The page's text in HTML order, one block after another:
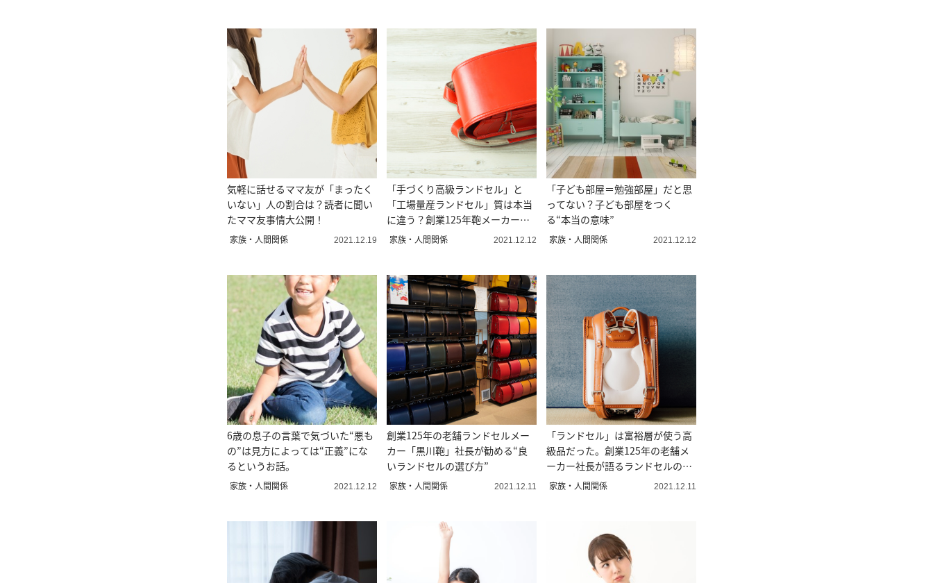
気軽に話せるママ友が「まったく
いない」人の割合は？読者に聞い
たママ友事情大公開！
家族・人間関係 2021.12.19
「手づくり高級ランドセル」と
「工場量産ランドセル」質は本当
に違う？創業125年鞄メーカーに
聞いた
家族・人間関係 2021.12.12
「子ども部屋＝勉強部屋」だと思
ってない？子ども部屋をつく
る“本当の意味”
家族・人間関係 2021.12.12
6歳の息子の言葉で気づいた“悪も
の”は見方によっては“正義”にな
るというお話。
家族・人間関係 2021.12.12
創業125年の老舗ランドセルメー
カー「黒川鞄」社長が勧める“良
いランドセルの選び方”
家族・人間関係 2021.12.11
「ランドセル」は富裕層が使う高
級品だった。創業125年の老舗メ
ーカー社長が語るランドセルの起
源
家族・人間関係 2021.12.11